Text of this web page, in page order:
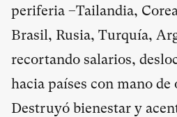
periferia –Tailandia,
Brasil, Rusia, Turquía,
recortando salarios,
hacia países con mano de
Destruyó bienestar y